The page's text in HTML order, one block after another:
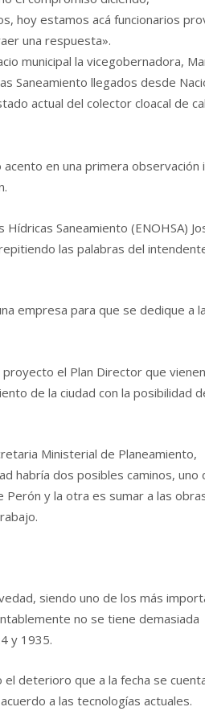
hoy estamos acá funcionarios
una respuesta».
municipal la vicegobernadora,
Saneamiento llegados desde
actual del colector cloacal de
en una primera observación
Saneamiento (ENOHSA)
las palabras del
empresa para que se dedique a la
el Plan Director que vienen
de la ciudad con la posibilidad
Ministerial de Planeamiento,
habría dos posibles caminos, uno
Perón y la otra es sumar a las
siendo uno de los más
no se tiene demasiada
y 1935.
deterioro que a la fecha se
a las tecnologías actuales.